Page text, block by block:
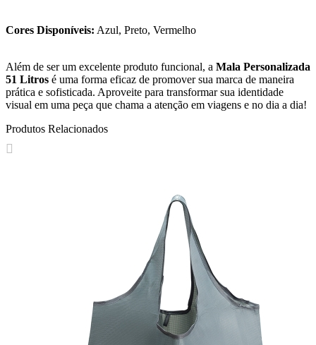
Cores Disponíveis: Azul, Preto, Vermelho
Além de ser um excelente produto funcional, a Mala Personalizada
51 Litros é uma forma eficaz de promover sua marca de maneira
prática e sofisticada. Aproveite para transformar sua identidade
visual em uma peça que chama a atenção em viagens e no dia a dia!
Produtos Relacionados